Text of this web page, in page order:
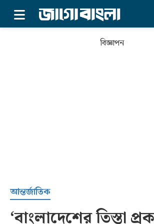
সর্বশেষ
বিজ্ঞাপন
আন্তর্জাতিক
‘বাংলাদেশের তিস্তা